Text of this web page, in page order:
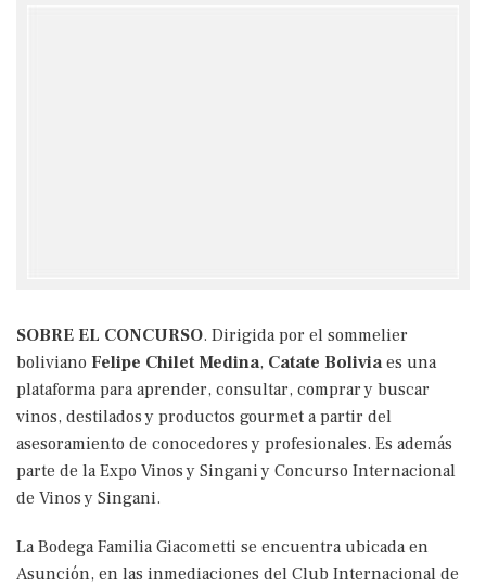
SOBRE EL CONCURSO. Dirigida por el sommelier
boliviano Felipe Chilet Medina, Catate Boliviaes una
plataforma para aprender, consultar, comprar y buscar
vinos, destilados y productos gourmet a partir del
asesoramiento de conocedores y profesionales. Es además
parte de la Expo Vinos y Singani y Concurso Internacional
de Vinos y Singani.
La Bodega Familia Giacometti se encuentra ubicada en
Asunción, en las inmediaciones del Club Internacional de